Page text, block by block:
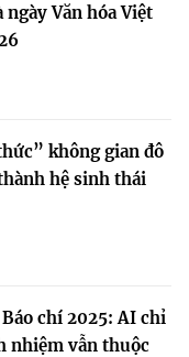
Văn hóa Việt
không gian đô
hệ sinh thái
chí 2025: AI chỉ
nhiệm vẫn thuộc